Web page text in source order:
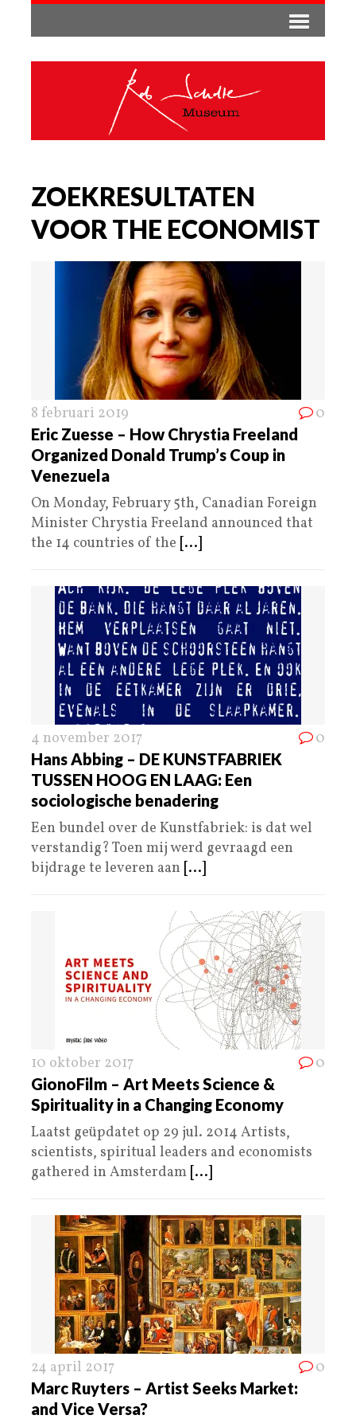
ZOEKRESULTATEN
VOOR THE ECONOMIST
8 februari 2019 0
Eric Zuesse – How Chrystia Freeland
Organized Donald Trump’s Coup in
Venezuela
On Monday, February 5th, Canadian Foreign
Minister Chrystia Freeland announced that
the 14 countries of the [...]
4 november 2017 0
Hans Abbing – DE KUNSTFABRIEK
TUSSEN HOOG EN LAAG: Een
sociologische benadering
Een bundel over de Kunstfabriek: is dat wel
verstandig? Toen mij werd gevraagd een
bijdrage te leveren aan [...]
10 oktober 2017 0
GionoFilm – Art Meets Science &
Spirituality in a Changing Economy
Laatst geüpdatet op 29 jul. 2014 Artists,
scientists, spiritual leaders and economists
gathered in Amsterdam [...]
24 april 2017 0
Marc Ruyters – Artist Seeks Market:
and Vice Versa?